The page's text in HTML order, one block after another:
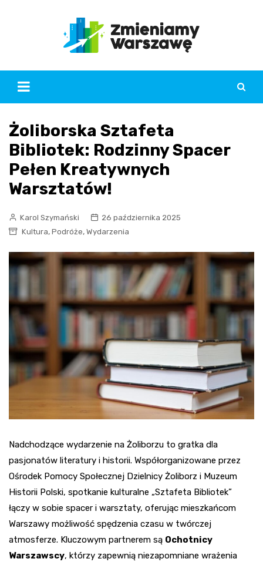
Żoliborska Sztafeta
Bibliotek: Rodzinny Spacer
Pełen Kreatywnych
Warsztatów!
Karol Szymański
26 października 2025
Kultura, Podróże, Wydarzenia
Nadchodzące wydarzenie na Żoliborzu to gratka dla
pasjonatów literatury i historii. Współorganizowane przez
Ośrodek Pomocy Społecznej Dzielnicy Żoliborz i Muzeum
Historii Polski, spotkanie kulturalne „Sztafeta Bibliotek”
łączy w sobie spacer i warsztaty, oferując mieszkańcom
Warszawy możliwość spędzenia czasu w twórczej
atmosferze. Kluczowym partnerem są Ochotnicy
Warszawscy, którzy zapewnią niezapomniane wrażenia